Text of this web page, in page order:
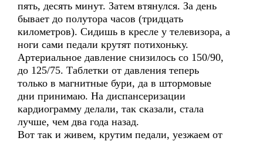
пять, десять минут. Затем втянулся. За день
бывает до полутора часов (тридцать
километров). Сидишь в кресле у телевизора, а
ноги сами педали крутят потихоньку.
Артериальное давление снизилось со 150/90,
до 125/75. Таблетки от давления теперь
только в магнитные бури, да в штормовые
дни принимаю. На диспансеризации
кардиограмму делали, так сказали, стала
лучше, чем два года назад.
Вот так и живем, крутим педали, уезжаем от